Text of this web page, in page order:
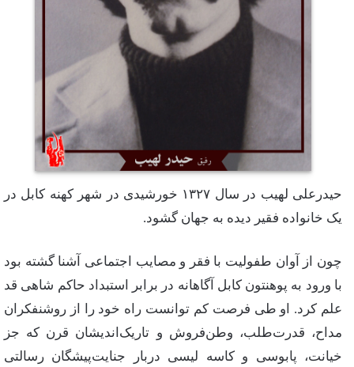
حیدرعلی لهیب در سال ١٣٢٧ خورشیدی در شهر کهنه کابل در
یک خانواده‌ فقیر دیده به جهان گشود.
چون از آوان طفولیت با فقر و مصایب اجتماعی آشنا گشته بود
با ورود به پوهنتون کابل آگاهانه در برابر استبداد حاکم شاهی قد
علم کرد. او طی فرصت کم توانست راه خود را از روشنفکران
مداح، قدرت‌طلب، وطن‌فروش و تاریک‌اندیشان قرن که جز
خیانت، پابوسی و کاسه لیسی دربار جنایت‌پیشگان رسالتی